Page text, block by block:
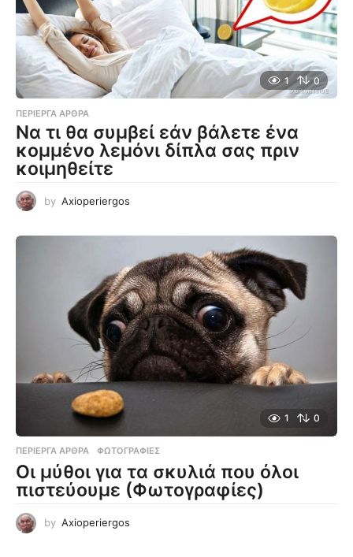
1 0
ΠΕΡΊΕΡΓΑ ΆΡΘΡΑ
Να τι θα συμβεί εάν βάλετε ένα
κομμένο λεμόνι δίπλα σας πριν
κοιμηθείτε
by Axioperiergos
1 0
ΠΕΡΊΕΡΓΑ ΆΡΘΡΑ ,ΦΩΤΟΓΡΑΦΊΕΣ
Οι μύθοι για τα σκυλιά που όλοι
πιστεύουμε (Φωτογραφίες)
by Axioperiergos